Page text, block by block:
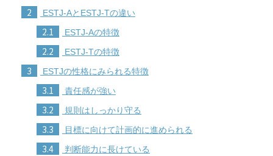
2 ESTJ-AとESTJ-Tの違い
2.1 ESTJ-Aの特徴
2.2 ESTJ-Tの特徴
3 ESTJの性格にみられる特徴
3.1 責任感が強い
3.2 規則はしっかり守る
3.3 目標に向けて計画的に進められる
3.4 判断能力に長けている